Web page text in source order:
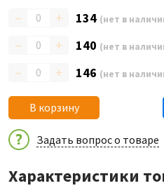
– + 134 (нет в
– + 140 (нет в
– + 146 (нет в
В корзину
Задать вопрос о товаре
Характеристики